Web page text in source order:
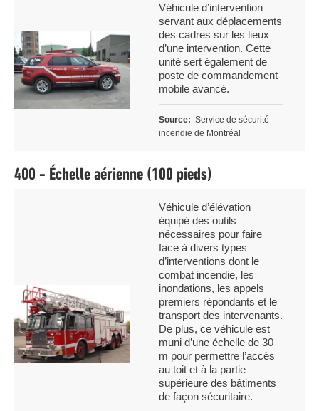
Image
Légende
Véhicule d’intervention
servant aux déplacements
des cadres sur les lieux
d’une intervention. Cette
unité sert également de
poste de commandement
mobile avancé.
Source
Service de sécurité
incendie de Montréal
400 - Échelle aérienne (100 pieds)
Image
Légende
Véhicule d’élévation
équipé des outils
nécessaires pour faire
face à divers types
d’interventions dont le
combat incendie, les
inondations, les appels
premiers répondants et le
transport des intervenants.
De plus, ce véhicule est
muni d’une échelle de 30
m pour permettre l’accès
au toit et à la partie
supérieure des bâtiments
de façon sécuritaire.